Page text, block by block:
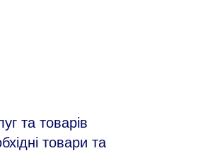
та товарів
товари та